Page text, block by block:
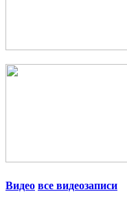
Видео все видеозаписи